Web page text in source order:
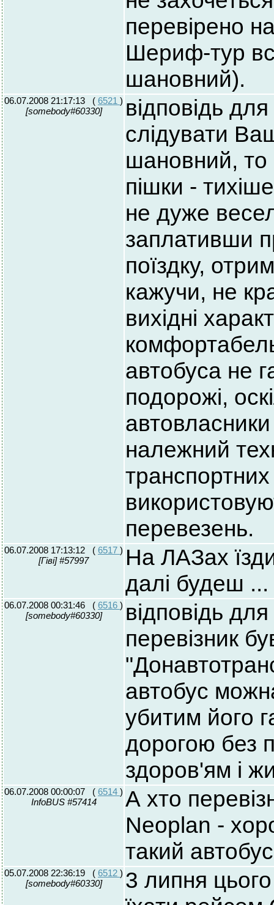
перевірено
Шериф-тур
шановний).
06.07.2008 21:17:13 ( 6521 )
[somebody#60330]
відповідь
слідувати
шановний, то
пішки -
не дуже
заплативши
поїздку,
кажучи, не
вихідні
автобуса не
подорожі,
належний
перевезень.
06.07.2008 17:13:12 ( 6517 )
[Гіві] #57997
На ЛАЗах
далі будеш ...
06.07.2008 00:31:46 ( 6516 )
[somebody#60330]
відповідь
перевізник
автобус
убитим його
дорогою без
здоров'ям і
06.07.2008 00:00:07 ( 6514 )
InfoBUS #57414
А хто
Neoplan -
такий
05.07.2008 22:36:19 ( 6512 )
[somebody#60330]
3 липня